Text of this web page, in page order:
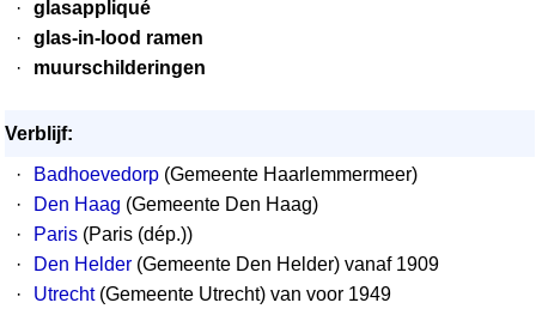
·
glasappliqué
·
glas-in-lood ramen
·
muurschilderingen
Verblijf:
·
Badhoevedorp (Gemeente Haarlemmermeer)
·
Den Haag (Gemeente Den Haag)
·
Paris (Paris (dép.))
·
Den Helder (Gemeente Den Helder) vanaf 1909
·
Utrecht(Gemeente Utrecht) van voor 1949